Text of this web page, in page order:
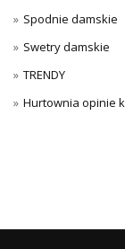
Spodnie damskie
Swetry damskie
TRENDY
Hurtownia opinie